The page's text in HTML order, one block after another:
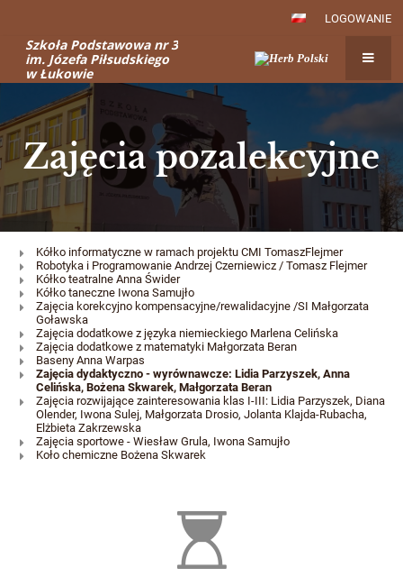
LOGOWANIE
Szkoła Podstawowa nr 3
im. Józefa Piłsudskiego
w Łukowie
Zajęcia pozalekcyjne
Zajęcia
pozalekcyjne
Kółko informatyczne w ramach projektu CMI TomaszFlejmer
Robotyka i Programowanie Andrzej Czerniewicz / Tomasz Flejmer
Kółko teatralne Anna Świder
Kółko taneczne Iwona Samujło
Zajęcia korekcyjno kompensacyjne/rewalidacyjne /SI Małgorzata
Goławska
Zajęcia dodatkowe z języka niemieckiego Marlena Celińska
Zajęcia dodatkowe z matematyki Małgorzata Beran
Baseny Anna Warpas
Zajęcia dydaktyczno - wyrównawcze: Lidia Parzyszek, Anna
Celińska, Bożena Skwarek, Małgorzata Beran
Zajęcia rozwijające zainteresowania klas I-III: Lidia Parzyszek, Diana
Olender, Iwona Sulej, Małgorzata Drosio, Jolanta Klajda-Rubacha,
Elżbieta Zakrzewska
Zajęcia sportowe - Wiesław Grula, Iwona Samujło
Koło chemiczne Bożena Skwarek